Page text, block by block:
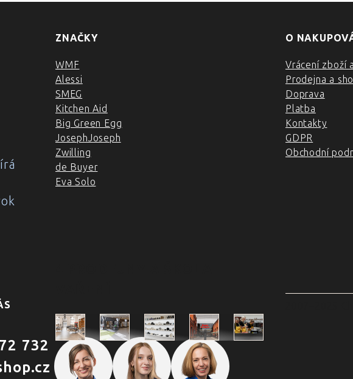
ZNAČKY
WMF
Alessi
SMEG
Kitchen Aid
Big Green Egg
JosephJoseph
Zwilling
de Buyer
Eva Solo
O
Vrácení zboží
Prodejna a
Doprava
Platba
Kontakty
GDPR
Obchodní
732
Praha Praha
Outlet
Brno